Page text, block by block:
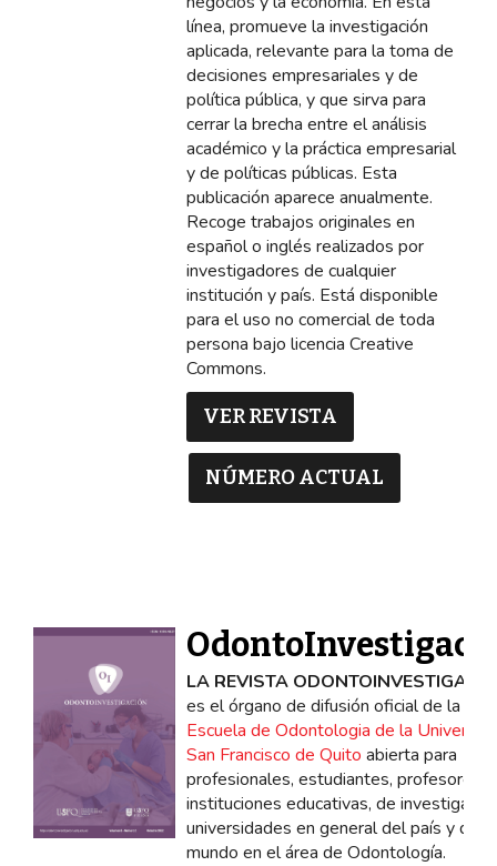
línea, promueve la investigación
aplicada, relevante para la toma de
decisiones empresariales y de
política pública, y que sirva para
cerrar la brecha entre el análisis
académico y la práctica empresarial
y de políticas públicas. Esta
publicación aparece anualmente.
Recoge trabajos originales en
español o inglés realizados por
investigadores de cualquier
institución y país. Está disponible
para el uso no comercial de toda
persona bajo licencia Creative
Commons.
VER REVISTA
NÚMERO ACTUAL
LA REVISTA
es el órgano de difusión oficial de la
Escuela de Odontologia de la
San Francisco de Quito abierta para
profesionales, estudiantes, profesores,
instituciones educativas, de
universidades en general del país y del
mundo en el área de Odontología.